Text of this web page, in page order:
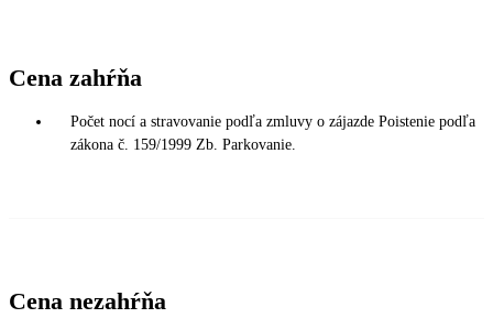
Cena zahŕňa
Počet nocí a stravovanie podľa zmluvy o zájazde Poistenie podľa
zákona č. 159/1999 Zb. Parkovanie.
Cena nezahŕňa